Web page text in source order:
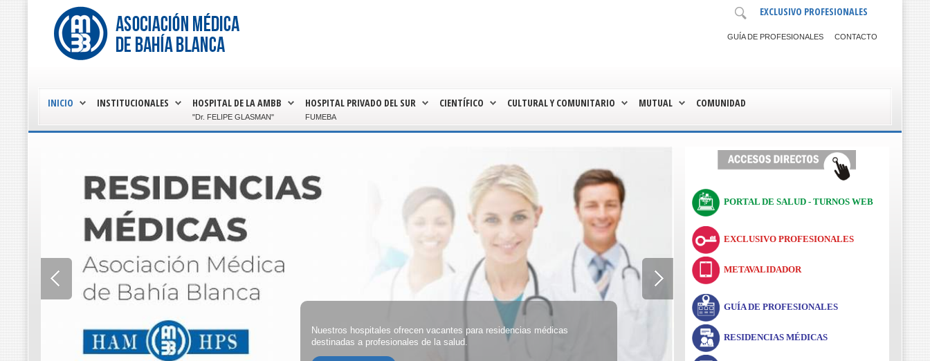
EXCLUSIVO PROFESIONALES
CONTACTO
GUÍA DE PROFESIONALES
INICIO INSTITUCIONALES HOSPITAL DE LA AMBB
"Dr. FELIPE GLASMAN"
HOSPITAL PRIVADO DEL SUR
FUMEBA
CIENTÍFICO CULTURAL Y COMUNITARIO MUTUAL COMUNIDAD
Nuestros hospitales ofrecen vacantes para residencias médicas
destinadas a profesionales de la salud.
PORTAL DE SALUD - TURNOS WEB
EXCLUSIVO PROFESIONALES
METAVALIDADOR
GUÍA DE PROFESIONALES
RESIDENCIAS MÉDICAS